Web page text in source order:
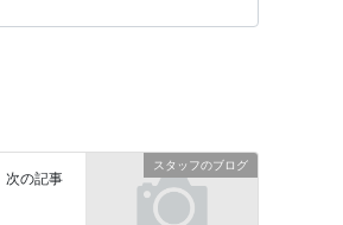
スタッフのブログ
次の記事